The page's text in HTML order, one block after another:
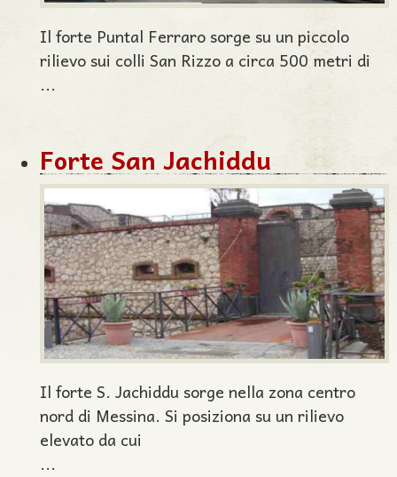
Il forte Puntal Ferraro sorge su un piccolo
rilievo sui colli San Rizzo a circa 500 metri di
...
Forte San Jachiddu
Il forte S. Jachiddu sorge nella zona centro
nord di Messina. Si posiziona su un rilievo
elevato da cui
...